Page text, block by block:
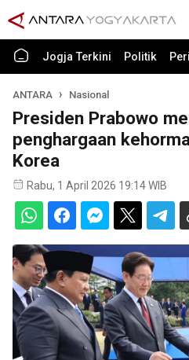
Jogja Terkini Politik
ANTARA Nasional
Presiden Prabowo
penghargaan
Korea
Rabu, 1 April 2026 19:14 WIB